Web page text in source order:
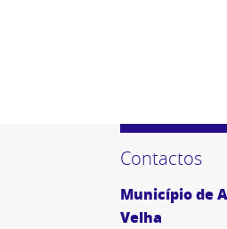
Contactos
Município de
Velha